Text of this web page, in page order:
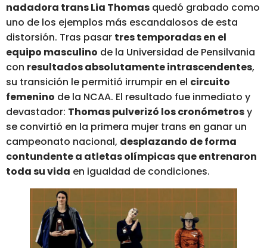
nadadora trans Lia Thomas quedó grabado como
uno de los ejemplos más escandalosos de esta
distorsión. Tras pasar tres temporadas en el
equipo masculino de la Universidad de Pensilvania
con resultados absolutamente intrascendentes,
su transición le permitió irrumpir en el circuito
femenino de la NCAA. El resultado fue inmediato y
devastador: Thomas pulverizó los cronómetrosy
se convirtió en la primera mujer trans en ganar un
campeonato nacional, desplazando de forma
contundente a atletas olímpicas que entrenaron
toda su vida en igualdad de condiciones.